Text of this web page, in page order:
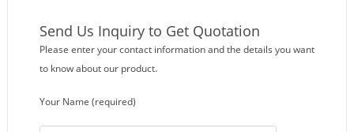
Send Us Inquiry to Get Quotation
Please enter your contact information and the details you want
to know about our product.
Your Name (required)